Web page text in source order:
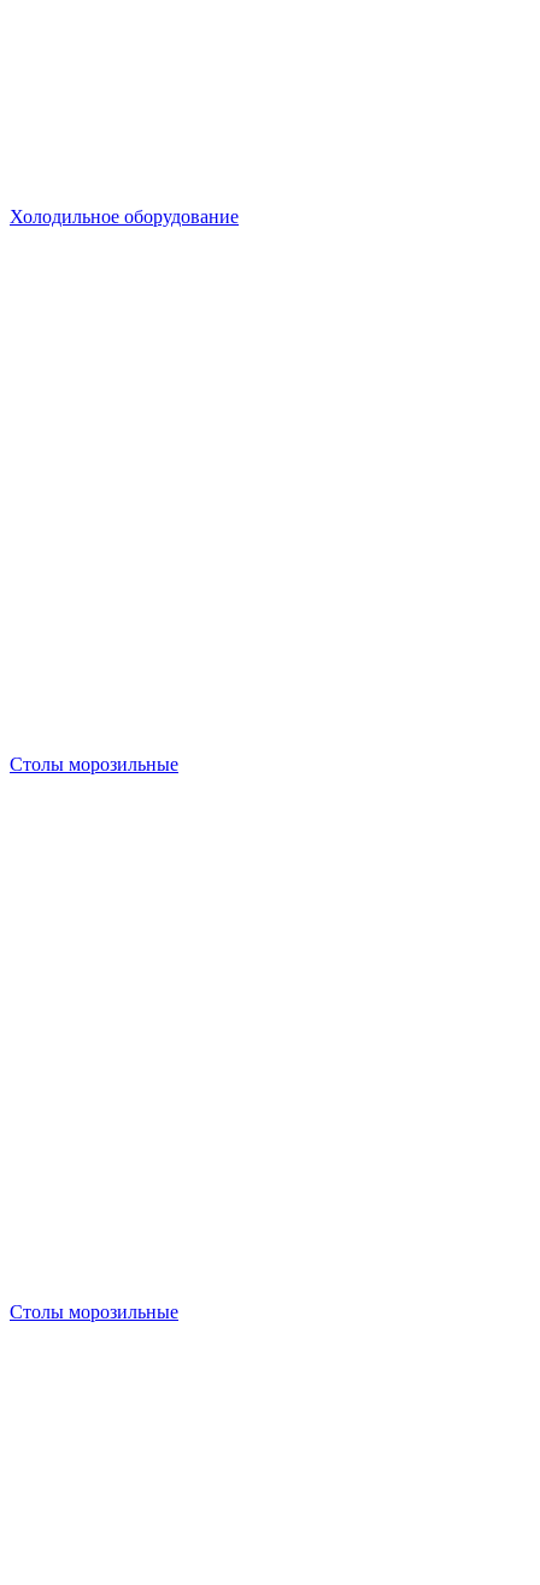
Холодильное оборудование
Столы морозильные
Столы морозильные